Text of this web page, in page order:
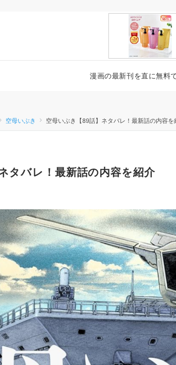
漫画の最新刊を直に無料
空母いぶき 空母いぶき【89話】ネタバレ！最新話の内容を
タバレ！最新話の内容を紹介